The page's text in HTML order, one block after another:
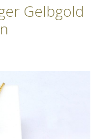
Gelbgold